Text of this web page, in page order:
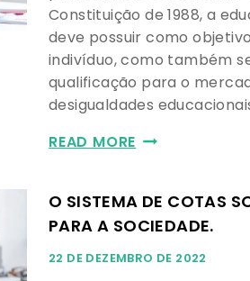
Constituição de 1988, a
deve possuir como
indivíduo, como também
qualificação para o
desigualdades
READ MORE
O SISTEMA DE COTAS
PARA A SOCIEDADE.
22 DE DEZEMBRO DE 2022